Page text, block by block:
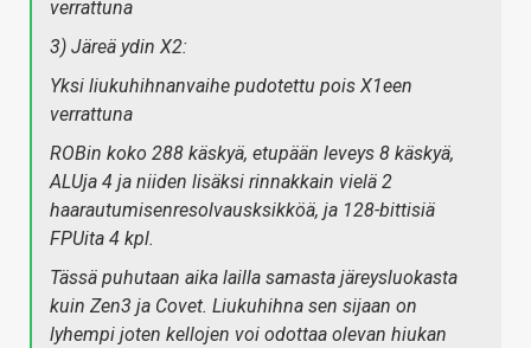
verrattuna
3) Järeä ydin X2:
Yksi liukuhihnanvaihe pudotettu pois X1een
verrattuna
ROBin koko 288 käskyä, etupään leveys 8 käskyä,
ALUja 4 ja niiden lisäksi rinnakkain vielä 2
haarautumisenresolvausksikköä, ja 128-bittisiä
FPUita 4 kpl.
Tässä puhutaan aika lailla samasta järeysluokasta
kuin Zen3 ja Covet. Liukuhihna sen sijaan on
lyhempi joten kellojen voi odottaa olevan hiukan